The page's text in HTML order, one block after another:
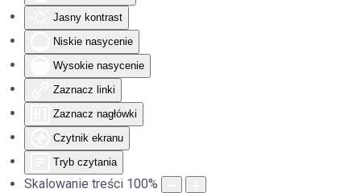
Jasny kontrast
Niskie nasycenie
Wysokie nasycenie
Zaznacz linki
Zaznacz nagłówki
Czytnik ekranu
Tryb czytania
Skalowanie treści 100%